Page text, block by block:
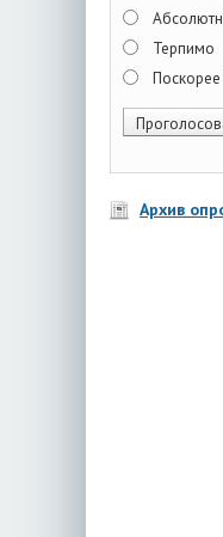
Терпимо
Архив